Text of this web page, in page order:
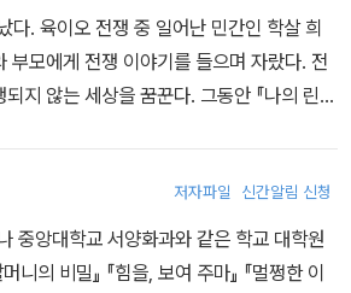
큼 더 나간 낱말 하나를 불쑥 꺼내 든다. 그
‘미친 거 아냐?’라는 냉소에서 방향을 바꾼
적인 질문이다.
터 다닌 학교도 못 찾냐?”라는 핀잔에, 길
사이다 뚜껑이 터지는 것 같은’ 기분을 느
다. 육이오 전쟁 중 일어난 민간인 학살 희
부모에게 전쟁 이야기를 들으며 자랐다. 전
지 않는 세상을 꿈꾼다. 그동안 『나의 린드
지똥』 『마트료시카』에 글을 썼다.
저자파일 신간알림 신청
중앙대학교 서양화과와 같은 학교 대학원
니의 비밀』 『힘을, 보여 주마』 『멀쩡한 이